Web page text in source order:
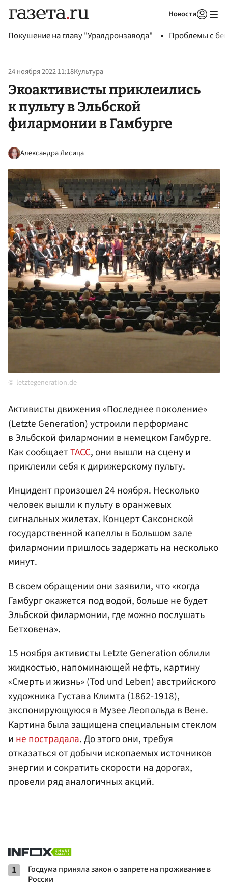
Новости
Покушение на главу "Уралдронзавода" Проблемы с
24 ноября 2022 11:18Культура
Экоактивисты приклеились
к пульту в Эльбской
филармонии в Гамбурге
Александра Лисица
letztegeneration.de
Активисты движения «Последнее поколение»
(Letzte Generation) устроили перформанс
в Эльбской филармонии в немецком Гамбурге.
Как сообщаетТАСС, они вышли на сцену и
приклеили себя к дирижерскому пульту.
Инцидент произошел 24 ноября. Несколько
человек вышли к пульту в оранжевых
сигнальных жилетах. Концерт Саксонской
государственной капеллы в Большом зале
филармонии пришлось задержать на несколько
минут.
В своем обращении они заявили, что «когда
Гамбург окажется под водой, больше не будет
Эльбской филармонии, где можно послушать
Бетховена».
15 ноября активисты Letzte Generation облили
жидкостью, напоминающей нефть, картину
«Смерть и жизнь» (Tod und Leben) австрийского
художникаГустава Климта(1862-1918),
экспонирующуюся в Музее Леопольда в Вене.
Картина была защищена специальным стеклом
ине пострадала. До этого они, требуя
отказаться от добычи ископаемых источников
энергии и сократить скорости на дорогах,
провели ряд аналогичных акций.
1
Госдума приняла закон о запрете на проживание в
России